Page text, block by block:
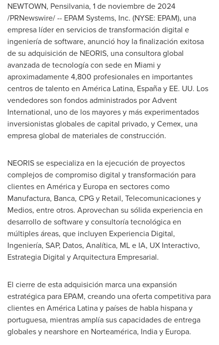
NEWTOWN, Pensilvania, 1 de noviembre de 2024
/PRNewswire/ -- EPAM Systems, Inc. (NYSE: EPAM), una
empresa líder en servicios de transformación digital e
ingeniería de software, anunció hoy la finalización exitosa
de su adquisición de NEORIS, una consultora global
avanzada de tecnología con sede en Miami y
aproximadamente 4,800 profesionales en importantes
centros de talento en América Latina, España y EE. UU. Los
vendedores son fondos administrados por Advent
International, uno de los mayores y más experimentados
inversionistas globales de capital privado, y Cemex, una
empresa global de materiales de construcción.
NEORIS se especializa en la ejecución de proyectos
complejos de compromiso digital y transformación para
clientes en América y Europa en sectores como
Manufactura, Banca, CPG y Retail, Telecomunicaciones y
Medios, entre otros. Aprovechan su sólida experiencia en
desarrollo de software y consultoría tecnológica en
múltiples áreas, que incluyen Experiencia Digital,
Ingeniería, SAP, Datos, Analítica, ML e IA, UX Interactivo,
Estrategia Digital y Arquitectura Empresarial.
El cierre de esta adquisición marca una expansión
estratégica para EPAM, creando una oferta competitiva para
clientes en América Latina y países de habla hispana y
portuguesa, mientras amplía sus capacidades de entrega
globales y nearshore en Norteamérica, Indiay Europa.